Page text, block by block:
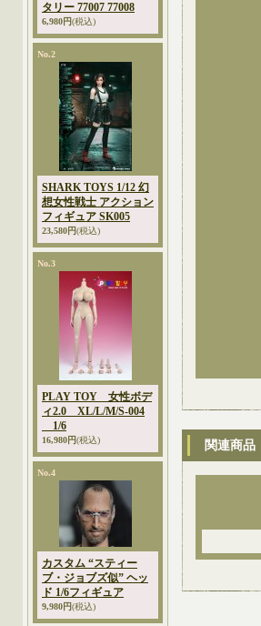
タリー 77007 77008
6,980円(税込)
No.2
SHARK TOYS 1/12 幻
想女性戦士 アクション
フィギュア SK005
23,580円(税込)
No.3
PLAY TOY 女性ボデ
ィ2.0 XL/L/M/S-004
1/6
16,980円(税込)
No.4
カスタム “スティー
ブ・ジョブズ似” ヘッ
ド 1/6フィギュア
9,980円(税込)
関連商品